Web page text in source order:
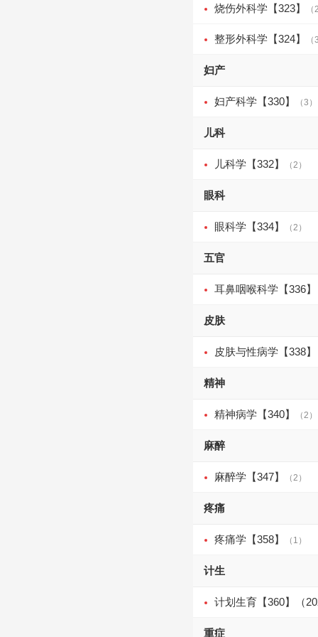
烧伤外科学【323】 （
整形外科学【324】 （
妇产
妇产科学【330】 （3）
儿科
儿科学【332】 （2）
眼科
眼科学【334】 （2）
五官
耳鼻咽喉科学【336】
皮肤
皮肤与性病学【338】
精神
精神病学【340】 （2）
麻醉
麻醉学【347】 （2）
疼痛
疼痛学【358】 （1）
计生
计划生育【360】（
重症